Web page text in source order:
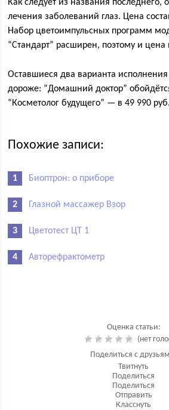
Как следует из названия последнего,
лечения заболеваний глаз. Цена
Набор цветоимпульсных программ
“Стандарт” расширен, поэтому и
Оставшиеся два варианта
дороже: “Домашний доктор”
“Косметолог будущего” — в 49 990 руб.
Похожие записи:
Биоптрон: о приборе
Глазной массажер Взор
Цветотест ЦТ 1
Авторефрактометр
Оценка статьи:
(нет
Поделиться с
Твитнуть
Поделиться
Поделиться
Отправить
Класснуть